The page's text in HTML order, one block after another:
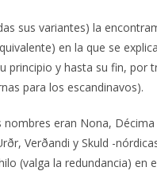
sus variantes) la
en la que se
principio y hasta su fin, por
para los escandinavos).
nombres eran Nona,
Verðandi y Skuld -
(valga la redundancia) en